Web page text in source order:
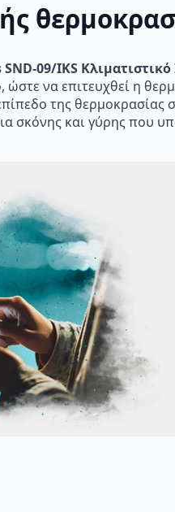
09/IKS
ώστε να επιτευχθεί η
της θερμοκρασίας
σκόνης και γύρης που